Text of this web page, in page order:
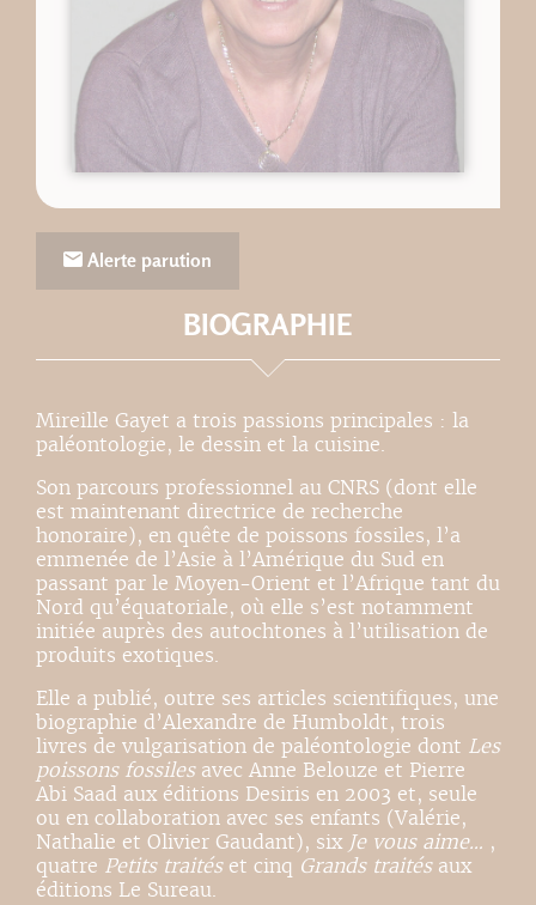
Alerte parution
BIOGRAPHIE
Mireille Gayet a trois passions principales : la
paléontologie, le dessin et la cuisine.
Son parcours professionnel au CNRS (dont elle
est maintenant directrice de recherche
honoraire), en quête de poissons fossiles, l’a
emmenée de l’Asie à l’Amérique du Sud en
passant par le Moyen-Orient et l’Afrique tant du
Nord qu’équatoriale, où elle s’est notamment
initiée auprès des autochtones à l’utilisation de
produits exotiques.
Elle a publié, outre ses articles scientifiques, une
biographie d’Alexandre de Humboldt, trois
livres de vulgarisation de paléontologie dont Les
poissons fossilesavec Anne Belouze et Pierre
Abi Saad aux éditions Desiris en 2003 et, seule
ou en collaboration avec ses enfants (Valérie,
Nathalie et Olivier Gaudant), six Je vous aime… ,
quatre Petits traitéset cinq Grands traitésaux
éditions Le Sureau.